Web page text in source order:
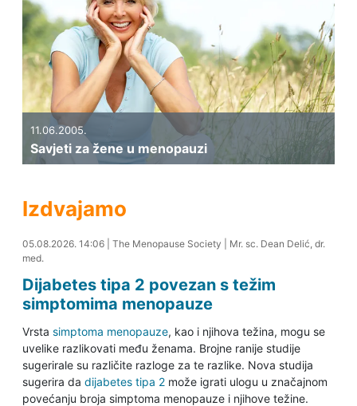
11.06.2005.
Savjeti za žene u menopauzi
Izdvajamo
05.08.2026. 14:16
05.08.2026. 14:06| The Menopause Society
Mr. sc. Dean Delić, dr.
med.
Dijabetes tipa 2 povezan s težim
simptomima menopauze
Vrsta simptoma menopauze, kao i njihova težina, mogu se
uvelike razlikovati među ženama. Brojne ranije studije
sugerirale su različite razloge za te razlike. Nova studija
sugerira da dijabetes tipa 2može igrati ulogu u značajnom
povećanju broja simptoma menopauze i njihove težine.